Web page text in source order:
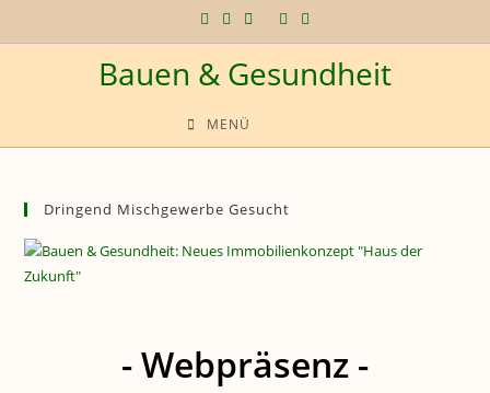
Inhalt
Bauen & Gesundheit
MENÜ
Dringend Mischgewerbe Gesucht
- Webpräsenz -